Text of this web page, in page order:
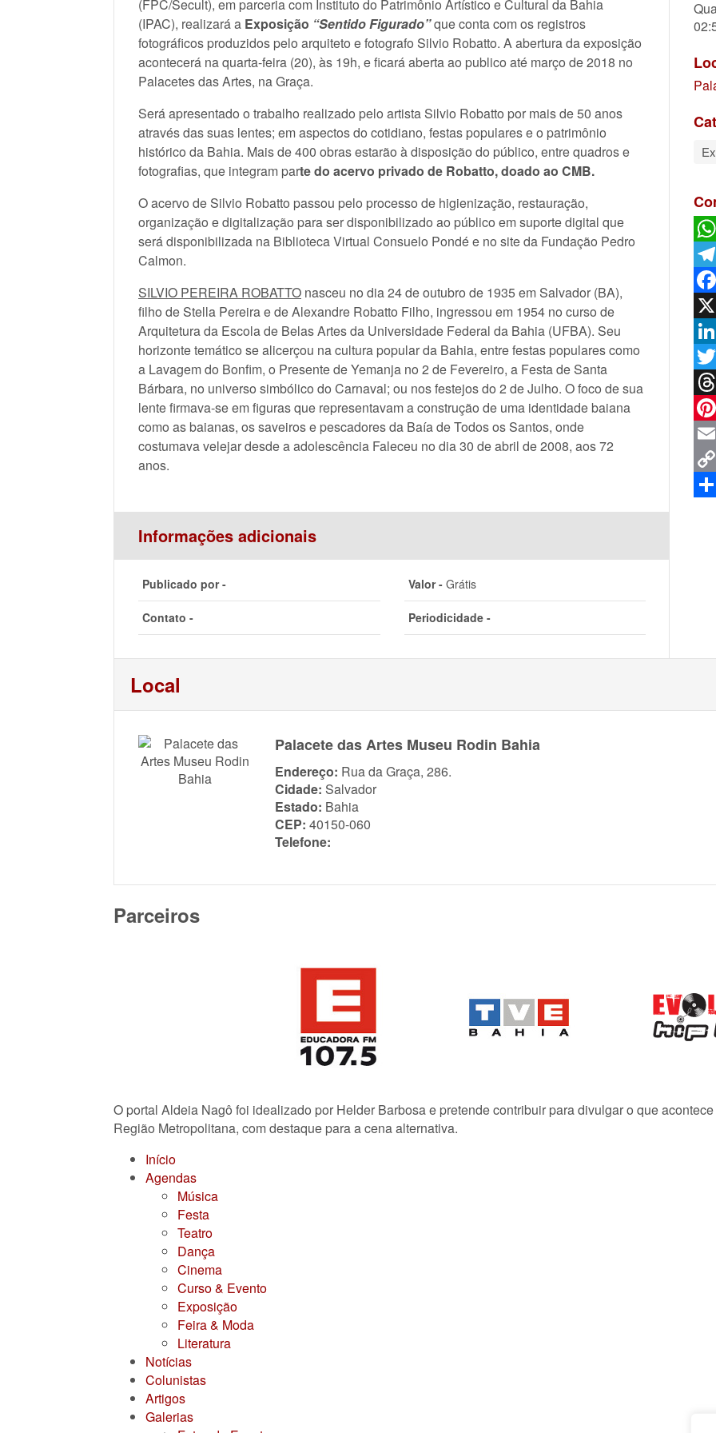
(FPC/Secult), em parceria com Instituto do Patrimônio Artístico e Cultural da Bahia
(IPAC), realizará a Exposição “Sentido Figurado”que conta com os registros
fotográficos produzidos pelo arquiteto e fotografo Silvio Robatto. A abertura da exposição
acontecerá na quarta-feira (20), às 19h, e ficará aberta ao publico até março de 2018 no
Palacetes das Artes, na Graça.
Será apresentado o trabalho realizado pelo artista Silvio Robatto por mais de 50 anos
através das suas lentes; em aspectos do cotidiano, festas populares e o patrimônio
histórico da Bahia. Mais de 400 obras estarão à disposição do público, entre quadros e
fotografias, que integram parte do acervo privado de Robatto, doado ao CMB.
O acervo de Silvio Robatto passou pelo processo de higienização, restauração,
organização e digitalização para ser disponibilizado ao público em suporte digital que
será disponibilizada na Biblioteca Virtual Consuelo Pondé e no site da Fundação Pedro
Calmon.
SILVIO PEREIRA ROBATTO nasceu no dia 24 de outubro de 1935 em Salvador (BA),
filho de Stella Pereira e de Alexandre Robatto Filho, ingressou em 1954 no curso de
Arquitetura da Escola de Belas Artes da Universidade Federal da Bahia (UFBA). Seu
horizonte temático se alicerçou na cultura popular da Bahia, entre festas populares como
a Lavagem do Bonfim, o Presente de Yemanja no 2 de Fevereiro, a Festa de Santa
Bárbara, no universo simbólico do Carnaval; ou nos festejos do 2 de Julho. O foco de sua
lente firmava-se em figuras que representavam a construção de uma identidade baiana
como as baianas, os saveiros e pescadores da Baía de Todos os Santos, onde
costumava velejar desde a adolescência Faleceu no dia 30 de abril de 2008, aos 72
anos.
Informações adicionais
Publicado por - Valor -Grátis
Contato - Periodicidade -
X
Copy
Local
Palacete das Artes Museu Rodin Bahia
Endereço: Rua da Graça, 286.
Cidade: Salvador
Estado: Bahia
CEP: 40150-060
Telefone:
Parceiros
O portal Aldeia Nagô foi idealizado por Helder Barbosa e pretende contribuir para divulgar o que
Região Metropolitana, com destaque para a cena alternativa.
Início
Agendas
Música
Festa
Teatro
Dança
Cinema
Curso & Evento
Exposição
Feira & Moda
Literatura
Notícias
Colunistas
Artigos
Galerias